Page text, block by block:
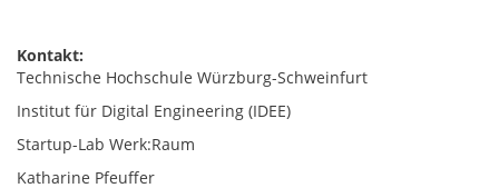
Kontakt:
Technische Hochschule Würzburg-Schweinfurt
Institut für Digital Engineering (IDEE)
Startup-Lab Werk:Raum
Katharine Pfeuffer